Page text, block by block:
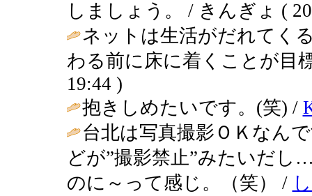
しましょう。 / きんぎょ (
ネットは生活がだれてく
わる前に床に着くことが
19:44 )
抱きしめたいです。(笑) /
台北は写真撮影ＯＫなん
どが”撮影禁止”みたいだ
のに～って感じ。（笑） /